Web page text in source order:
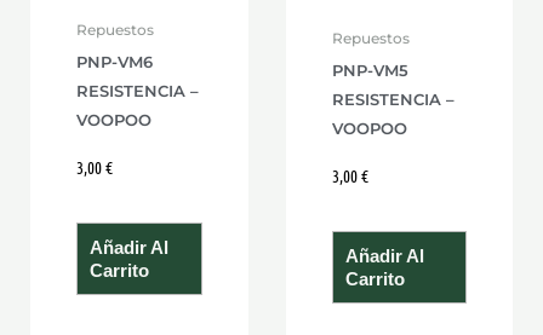
Repuestos
PNP-VM6
RESISTENCIA –
VOOPOO
3,00€
Añadir Al
Carrito
Repuestos
PNP-VM5
RESISTENCIA –
VOOPOO
3,00€
Añadir Al
Carrito